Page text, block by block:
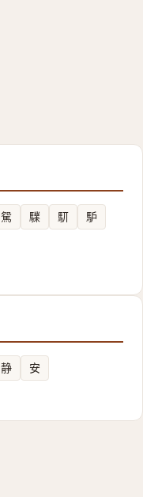
駌 驜 䭶
馿
静 安